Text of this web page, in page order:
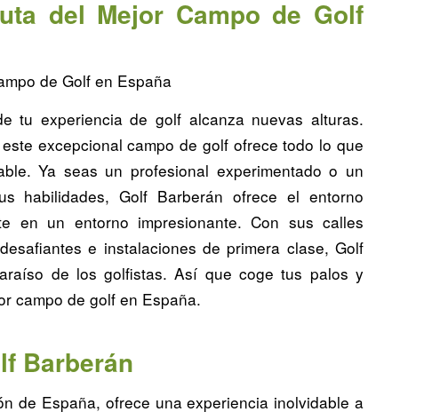
del Mejor Campo de Golf
de Golf en España
tu experiencia de golf alcanza nuevas alturas.
excepcional campo de golf ofrece todo lo que
Ya seas un profesional experimentado o un
habilidades, Golf Barberán ofrece el entorno
en un entorno impresionante. Con sus calles
e instalaciones de primera clase, Golf
de los golfistas. Así que coge tus palos y
campo de golf en España.
Barberán
de España, ofrece una experiencia inolvidable a